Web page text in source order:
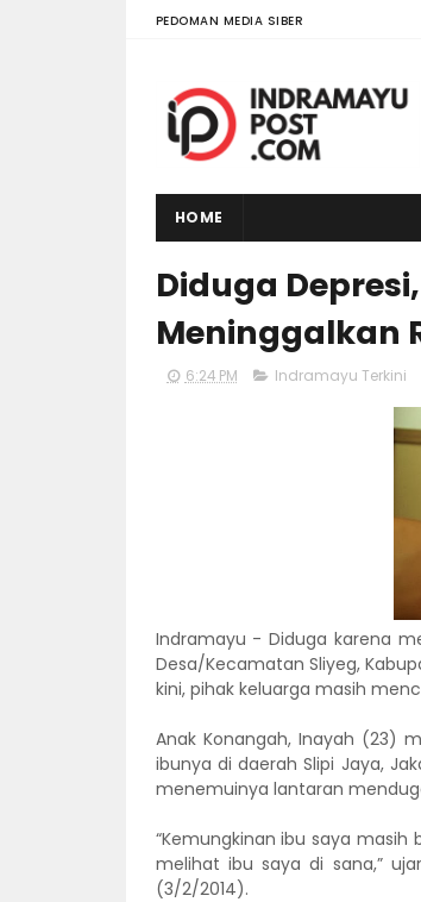
PEDOMAN MEDIA SIBER
HOME
Diduga
Meninggalkan
6:24 PM Indramayu Terkini
Indramayu - Diduga karena
Desa/Kecamatan Sliyeg,
kini, pihak keluarga masih
Anak Konangah, Inayah (23)
ibunya di daerah Slipi Jaya,
menemuinya lantaran
“Kemungkinan ibu saya masih
melihat ibu saya di sana,”
(3/2/2014).